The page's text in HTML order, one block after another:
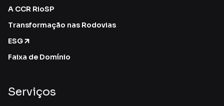
A CCR RioSP
Transformação nas Rodovias
ESG
Faixa de Domínio
Serviços